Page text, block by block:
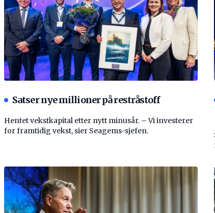
Satser nye millioner på restråstoff
Hentet vekstkapital etter nytt minusår. – Vi investerer
for framtidig vekst, sier Seagems-sjefen.